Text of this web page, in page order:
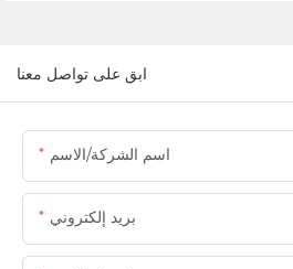
ابق على تواصل معنا
اسم الشركة/الاسم
بريد إلكتروني